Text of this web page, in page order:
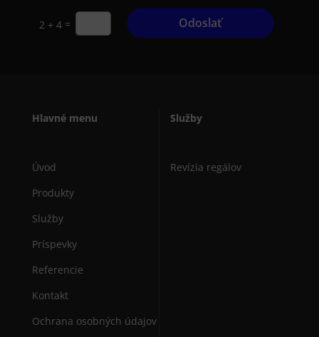
2 + 4= Odoslať
Hlavné menu
Úvod
Produkty
Služby
Príspevky
Referencie
Kontakt
Ochrana osobných údajov
Služby
Revízia regálov